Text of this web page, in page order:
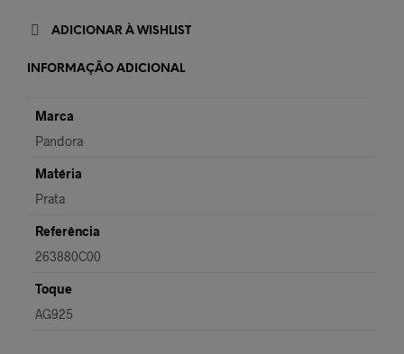
ADICIONAR À WISHLIST
INFORMAÇÃO ADICIONAL
Marca
Pandora
Matéria
Prata
Referência
263880C00
Toque
AG925